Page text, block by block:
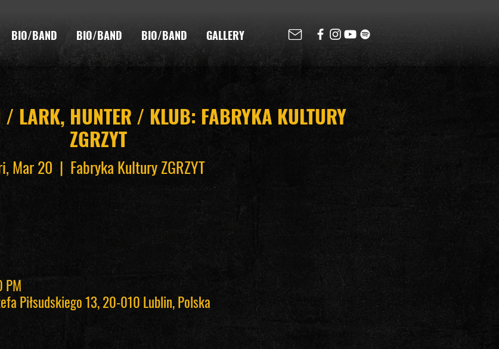
BIO/BAND BIO/BAND BIO/BAND GALLERY
HUNTER / KLUB: FABRYKA KULTURY
ZGRZYT
Mar 20
  |
Fabryka Kultury ZGRZYT
PM
Piłsudskiego 13, 20-010 Lublin, Polska